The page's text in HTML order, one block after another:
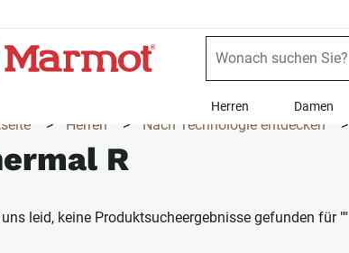
Herren Damen
> Herren > Nach Technologie entdecken >
R
leid, keine Produktsucheergebnisse gefunden für ""